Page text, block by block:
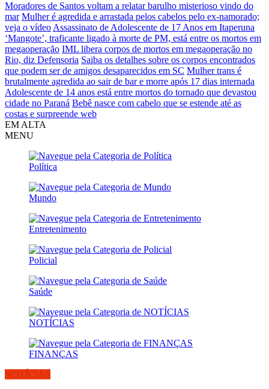
Moradores de Santos voltam a relatar barulho misterioso vindo do
mar Mulher é agredida e arrastada pelos cabelos pelo ex-namorado;
veja o vídeo Assassinato de Adolescente de 17 Anos em Itaperuna
‘Mangote’, traficante ligado à morte de PM, está entre os mortos em
megaoperação IML libera corpos de mortos em megaoperação no
Rio, diz Defensoria Saiba os detalhes sobre os corpos encontrados
que podem ser de amigos desaparecidos em SC Mulher trans é
brutalmente agredida ao sair de bar e morre após 17 dias internada
Adolescente de 14 anos está entre mortos do tornado que devastou
cidade no Paraná Bebê nasce com cabelo que se estende até as
costas e surpreende web
EM ALTA
MENU
Política
Mundo
Entretenimento
Policial
Saúde
NOTÍCIAS
FINANÇAS
NOTÍCIAS